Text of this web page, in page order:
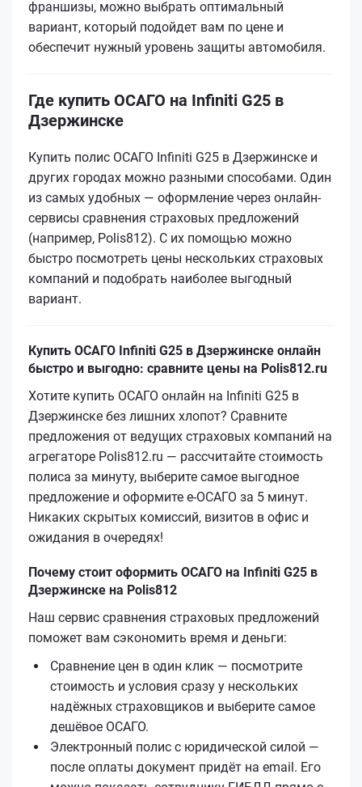
франшизы, можно выбрать оптимальный
вариант, который подойдет вам по цене и
обеспечит нужный уровень защиты автомобиля.
Где купить ОСАГО на Infiniti G25 в
Дзержинске
Купить полис ОСАГО Infiniti G25 в Дзержинске и
других городах можно разными способами. Один
из самых удобных — оформление через онлайн-
сервисы сравнения страховых предложений
(например, Polis812). С их помощью можно
быстро посмотреть цены нескольких страховых
компаний и подобрать наиболее выгодный
вариант.
Купить ОСАГО Infiniti G25 в Дзержинске онлайн
быстро и выгодно: сравните цены на Polis812.ru
Хотите купить ОСАГО онлайн на Infiniti G25 в
Дзержинске без лишних хлопот? Сравните
предложения от ведущих страховых компаний на
агрегаторе Polis812.ru — рассчитайте стоимость
полиса за минуту, выберите самое выгодное
предложение и оформите е‑ОСАГО за 5 минут.
Никаких скрытых комиссий, визитов в офис и
ожидания в очередях!
Почему стоит оформить ОСАГО на Infiniti G25 в
Дзержинске на Polis812
Наш сервис сравнения страховых предложений
поможет вам сэкономить время и деньги:
Сравнение цен в один клик — посмотрите
стоимость и условия сразу у нескольких
надёжных страховщиков и выберите самое
дешёвое ОСАГО.
Электронный полис с юридической силой —
после оплаты документ придёт на email. Его